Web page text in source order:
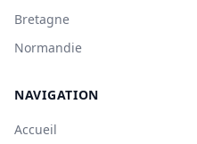
Bretagne
Normandie
NAVIGATION
Accueil